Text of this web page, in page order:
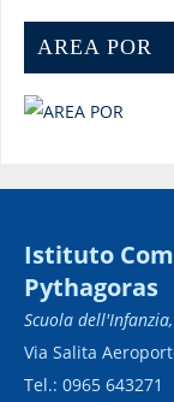
AREA POR
Istituto
Pythagoras
Scuola
Via Salita
Tel.: 0965 643271